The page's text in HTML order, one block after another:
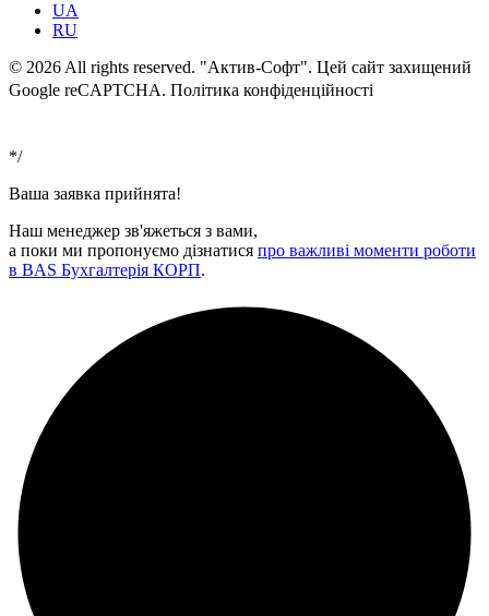
UA
RU
© 2026 All rights reserved. "Актив-Софт". Цей сайт захищений
Google reCAPTCHA. Політика конфіденційності
*/
Ваша заявка прийнята!
Наш менеджер зв'яжеться з вами,
а поки ми пропонуємо дізнатися про важливі моменти роботи
в BAS Бухгалтерія КОРП.